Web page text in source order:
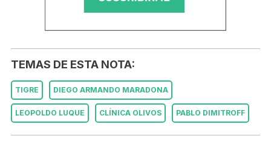
TEMAS DE ESTA NOTA:
TIGRE DIEGO ARMANDO MARADONA
LEOPOLDO LUQUE CLÍNICA OLIVOS PABLO DIMITROFF